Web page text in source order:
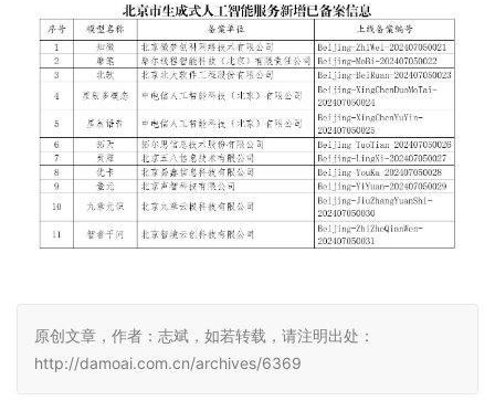
原创文章，作者：志斌，如若转载，请注明出处：
http://damoai.com.cn/archives/6369